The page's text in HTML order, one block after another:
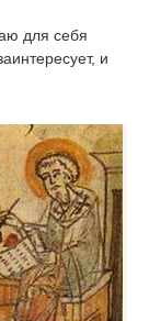
для себя
и